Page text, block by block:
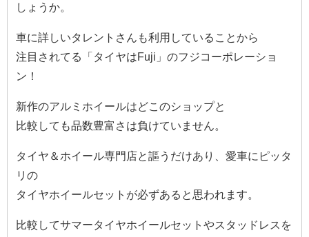
しょうか。
車に詳しいタレントさんも利用していることから
注目されてる「タイヤはFuji」のフジコーポレーショ
ン！
新作のアルミホイールはどこのショップと
比較しても品数豊富さは負けていません。
タイヤ＆ホイール専門店と謳うだけあり、愛車にピッタ
リの
タイヤホイールセットが必ずあると思われます。
比較してサマータイヤホイールセットやスタッドレスを